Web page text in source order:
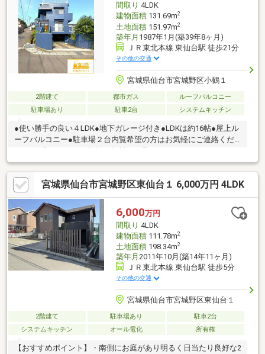
間取り 4LDK
建物面積131.69m2
土地面積151.97m2
築年月 1987年1月(築39年8ヶ月)
ＪＲ東北本線 東仙台駅 徒歩21分
その他の交通
宮城県仙台市宮城野区小鶴１
2階建て 都市ガス
ルーフバルコニー
駐車場あり
駐車2台 システムキッチン
●使い勝手の良い４LDK●地下ガレージ付き●LDKは約16帖●屋上ル
ーフバルコニー●駐車場２台内覧希望の方はお気軽にご連絡くだ
宮城県仙台市宮城野区東仙台１ 6,000万円 4LDK
6,000万円
間取り 4LDK
建物面積111.78m2
土地面積198.34m2
築年月 2011年10月(築14年11ヶ月)
ＪＲ東北本線 東仙台駅 徒歩5分
その他の交通
宮城県仙台市宮城野区東仙台１
2階建て 駐車場あり
駐車2台
システムキッチン
オール電化 所有権
【おすすめポイント】・南側にお庭があり明るく日当たり良好な2